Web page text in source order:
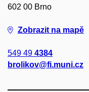
602 00 Brno
Zobrazit na mapě
549 49 4384
brolikov@fi.muni.cz